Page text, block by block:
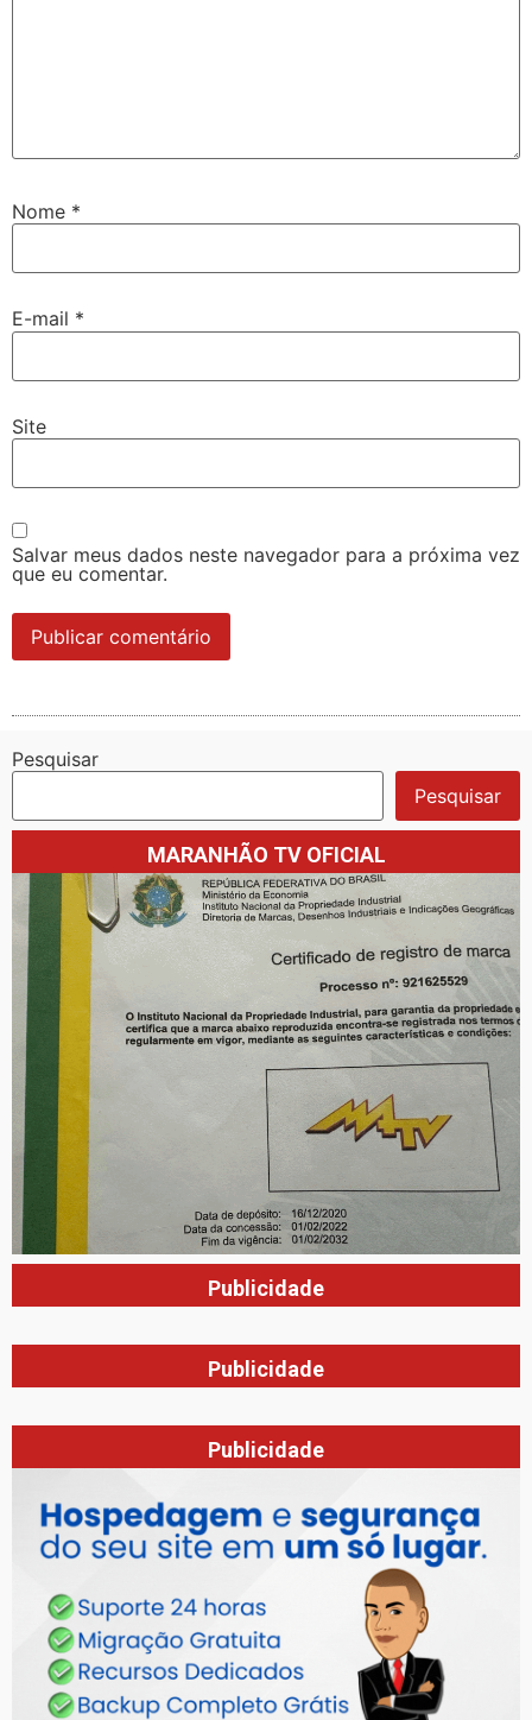
Nome *
E-mail *
Site
Salvar meus dados neste navegador para a próxima vez
que eu comentar.
Pesquisar
Pesquisar
MARANHÃO TV OFICIAL
Publicidade
Publicidade
Publicidade